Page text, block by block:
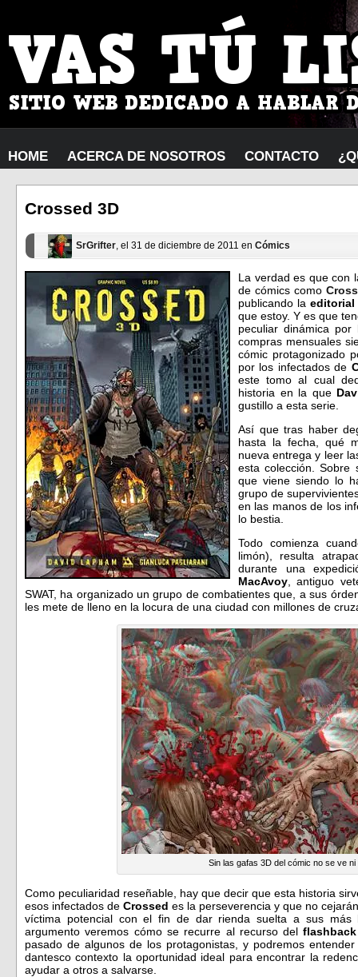
HOME ACERCA DE NOSOTROS CONTACTO
Crossed 3D
SrGrifter, el 31 de diciembre de 2011 en Cómics
La verdad es que con
de cómics como
publicando la editorial
que estoy. Y es que
peculiar dinámica
compras mensuales
cómic protagonizado
por los infectados de
este tomo al cual
historia en la que
gustillo a esta serie.
Así que tras haber
hasta la fecha, qué
nueva entrega y leer
esta colección. Sobre
que viene siendo lo
grupo de
en las manos de los
lo bestia.
Todo comienza
limón), resulta
durante una
MacAvoy , antiguo
SWAT, ha organizado un grupo de combatientes que, a sus
les mete de lleno en la locura de una ciudad con millones de
Sin las gafas 3D del cómic no se ve ni
Como peculiaridad reseñable, hay que decir que esta historia
esos infectados de Crossed es la perseverencia y que no
víctima potencial con el fin de dar rienda suelta a sus más
argumento veremos cómo se recurre al recurso delflashback
pasado de algunos de los protagonistas, y podremos
dantesco contexto la oportunidad ideal para encontrar la
ayudar a otros a salvarse.